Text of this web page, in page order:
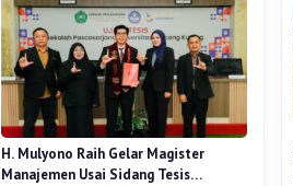
H. Mulyono Raih Gelar Magister
Manajemen Usai Sidang Tesis